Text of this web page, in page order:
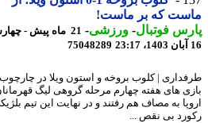
که بر ماست!
فوتبال-ورزشی-
21 ماه پیش - چهارشنبه
75048289
| کلوب بروخه و استون ویلا در چارچوب
های هفته چهارم مرحله گروهی لیگ قهرمانان
بی نقص ...